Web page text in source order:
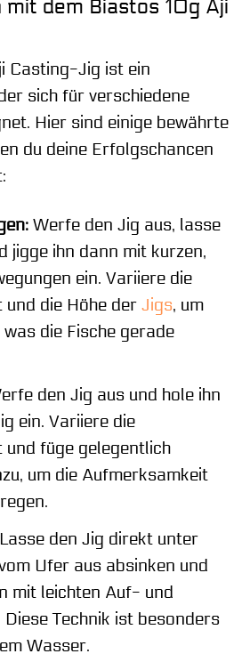
dem Biastos 10g Aji
Casting-Jig ist ein
sich für verschiedene
Hier sind einige bewährte
du deine Erfolgschancen
Werfe den Jig aus, lasse
jigge ihn dann mit kurzen,
ein. Variiere die
und die Höhe der Jigs, um
die Fische gerade
den Jig aus und hole ihn
ein. Variiere die
und füge gelegentlich
um die Aufmerksamkeit
den Jig direkt unter
Ufer aus absinken und
mit leichten Auf- und
Diese Technik ist besonders
Wasser.